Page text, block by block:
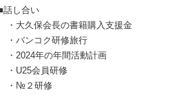
話し合い
・大久保会長の書籍購入支援金
・バンコク研修旅
・2024年の年間活動計画
・U25会員研修
・№２研修